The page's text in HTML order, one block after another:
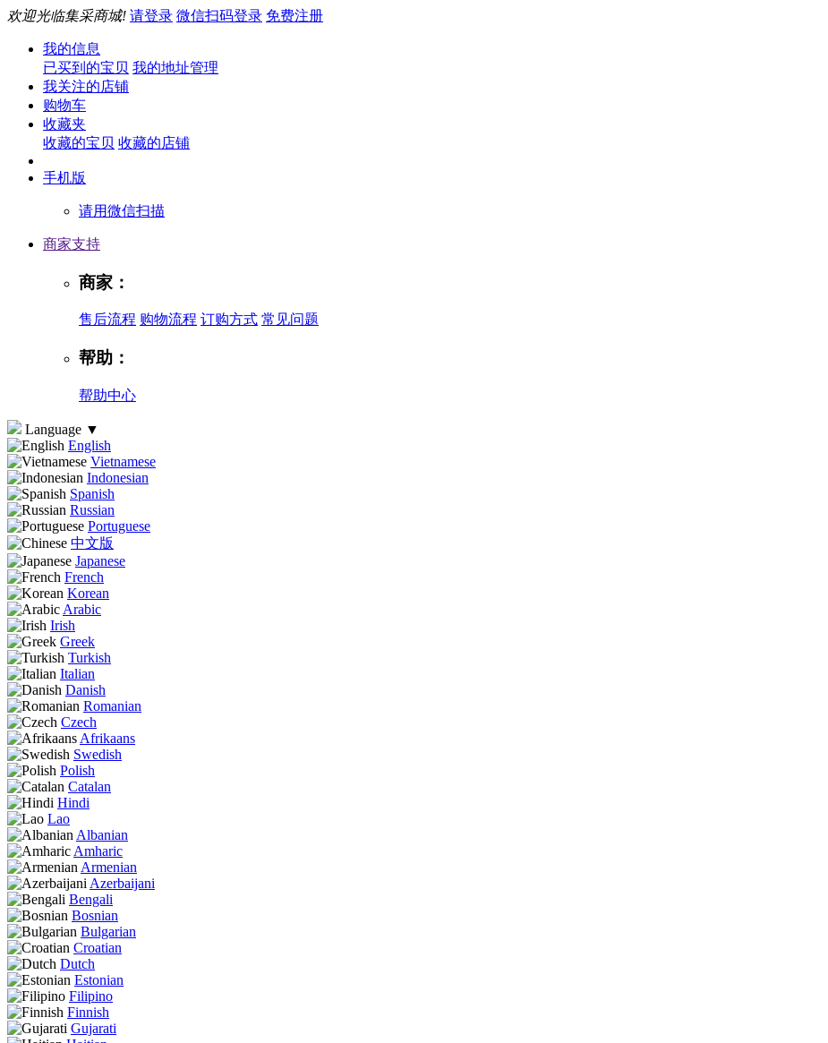
欢迎光临集采商城! 请登录 微信扫码登录 免费注册
我的信息
已买到的宝贝 我的地址管理
我关注的店铺
购物车
收藏夹
收藏的宝贝 收藏的店铺
手机版
请用微信扫描
商家支持
商家：
售后流程 购物流程 订购方式 常见问题
帮助：
帮助中心
Language ▼
English
Vietnamese
Indonesian
Spanish
Russian
Portuguese
中文版
Japanese
French
Korean
Arabic
Irish
Greek
Turkish
Italian
Danish
Romanian
Czech
Afrikaans
Swedish
Polish
Catalan
Hindi
Lao
Albanian
Amharic
Armenian
Azerbaijani
Bengali
Bosnian
Bulgarian
Croatian
Dutch
Estonian
Filipino
Finnish
Gujarati